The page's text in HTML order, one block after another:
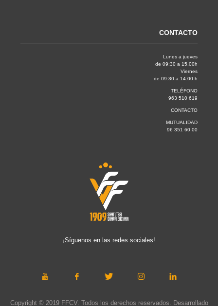
CONTACTO
Lunes a jueves
de 09:30 a 15.00h
Viernes
de 09:30 a 14.00 h
TELÉFONO
963 510 619
CONTACTO
MUTUALIDAD
96 351 60 00
¡Síguenos en las redes sociales!
Copyright © 2019 FFCV. Todos los derechos reservados. Desarrollado